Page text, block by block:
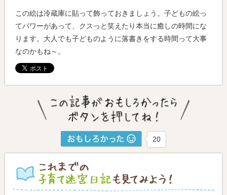
この絵は冷蔵庫に貼って飾っておきましょう。子どもの絵っ
てパワーがあって、クスっと笑えたり本当に癒しの時間にな
ります。大人でも子どものように落書きをする時間って大事
なのかもね～。
20